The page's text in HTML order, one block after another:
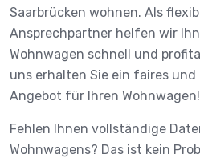
Saarbrücken wohnen. Als
Ansprechpartner helfen wir
Wohnwagen schnell und
uns erhalten Sie ein faires
Angebot für Ihren Wohnwagen!
Fehlen Ihnen vollständige
Wohnwagens? Das ist kein